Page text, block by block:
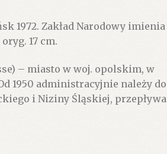
1972. Zakład Narodowy imienia
17 cm.
– miasto w woj. opolskim, w
1950 administracyjnie należy do
i Niziny Śląskiej, przepływa